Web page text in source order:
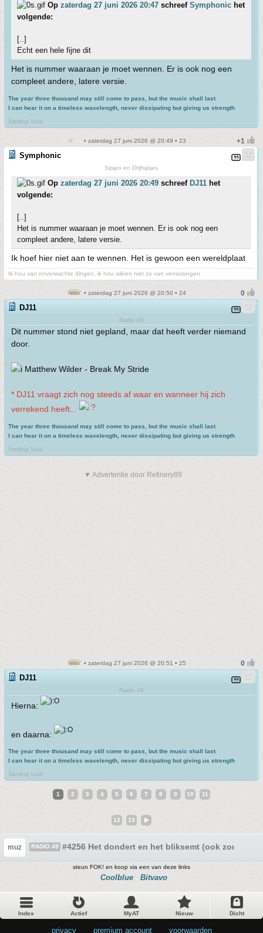
Op zaterdag 27 juni 2026 20:47 schreef Symphonic het
volgende:
[..]
Echt een hele fijne dit
Het is nummer waaraan je moet wennen. Er is ook nog een
compleet andere, latere versie.
The year three thousand may still come to pass, but the music shall last
I can hear it on a timeless wavelength, never dissipating but giving us strength
Sterling Void
• zaterdag 27 juni 2026 @ 20:49 • 23
Symphonic
Sijsjes en Drijfsijsjes
Op zaterdag 27 juni 2026 20:49 schreef DJ11 het
volgende:
[..]
Het is nummer waaraan je moet wennen. Er is ook nog een
compleet andere, latere versie.
Ik hoef hier niet aan te wennen. Het is gewoon een wereldplaat
Ik hou van onverwachte dingen, ik hou alleen niet zo van verrassingen
• zaterdag 27 juni 2026 @ 20:50 • 24
DJ11
Radio 49
Dit nummer stond niet gepland, maar dat heeft verder niemand
door.
Matthew Wilder - Break My Stride
* DJ11 vraagt zich nog steeds af waar en wanneer hij zich
verrekend heeft...
The year three thousand may still come to pass, but the music shall last
I can hear it on a timeless wavelength, never dissipating but giving us strength
Sterling Void
▼ Advertentie door Refinery89
• zaterdag 27 juni 2026 @ 20:51 • 25
DJ11
Radio 49
Hierna:
en daarna:
The year three thousand may still come to pass, but the music shall last
I can hear it on a timeless wavelength, never dissipating but giving us strength
.
Sterling Void
1 2 3 4 5 6 7 8 9 10 11
12 13
muz RADIO 49 #4256 Het dondert en het bliksemt (ook zonder
steun FOK! en koop via een van deze links
Coolblue Bitvavo
Index Actief MyAT Nieuw Dicht
privacy premium account voorwaarden